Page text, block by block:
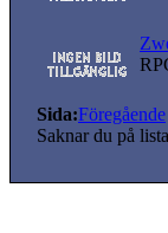
Sida:Föregående
Saknar du på